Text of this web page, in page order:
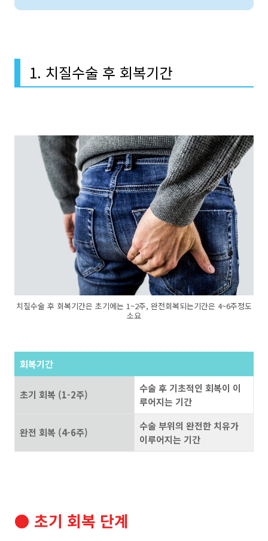
1. 치질수술 후 회복기간
치질수술 후 회복기간은 초기에는 1~2주, 완전회복되는기간은 4~6주정도
소요
회복기간
초기 회복 (1-2주)
수술 후 기초적인 회복이 이
루어지는 기간
완전 회복 (4-6주)
수술 부위의 완전한 치유가
이루어지는 기간
● 초기 회복 단계